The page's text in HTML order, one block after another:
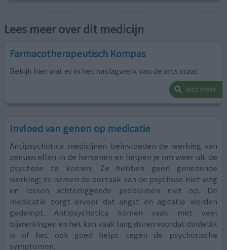
Lees meer over dit medicijn
Farmacotherapeutisch Kompas
Bekijk hier wat er in het naslagwerk van de arts staat
lees meer
Invloed van genen op medicatie
Antipsychotica medicijnen beïnvloeden de werking van
zenuwcellen in de hersenen en helpen je om weer uit de
psychose te komen. Ze hebben geen genezende
werking; ze nemen de oorzaak van de psychose niet weg
en lossen achterliggende problemen niet op. De
medicatie zorgt ervoor dat angst en agitatie worden
gedempt. Antipsychotica komen vaak met veel
bijwerkingen en het kan vaak lang duren voordat duidelijk
is of het ook goed helpt tegen de psychotische
symptomen.